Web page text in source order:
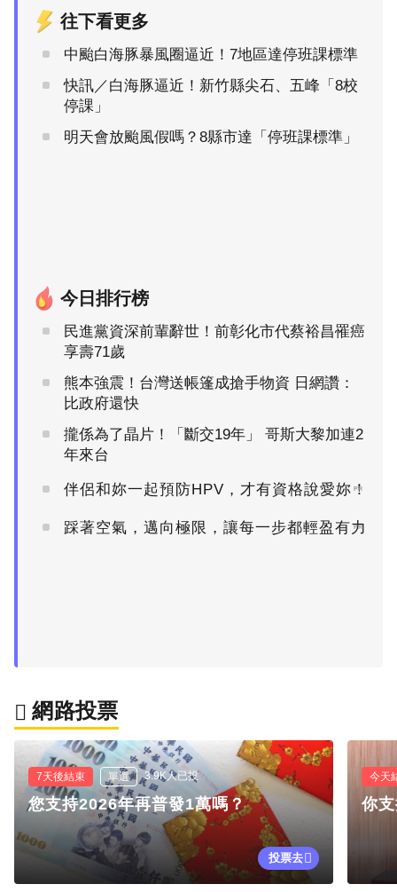
往下看更多
中颱白海豚暴風圈逼近！7地區達停班課標準
快訊／白海豚逼近！新竹縣尖石、五峰「8校
停課」
明天會放颱風假嗎？8縣市達「停班課標準」
今日排行榜
民進黨資深前輩辭世！前彰化市代蔡裕昌罹癌
享壽71歲
熊本強震！台灣送帳篷成搶手物資 日網讚：
比政府還快
攏係為了晶片！「斷交19年」 哥斯大黎加連2
年來台
伴侶和妳一起預防HPV，才有資格說愛妳！
PR
踩著空氣，邁向極限，讓每一步都輕盈有力
PR
網路投票
7天後結束 單選 3.9K人已投
您支持2026年再普發1萬嗎？
投票去
今天
你